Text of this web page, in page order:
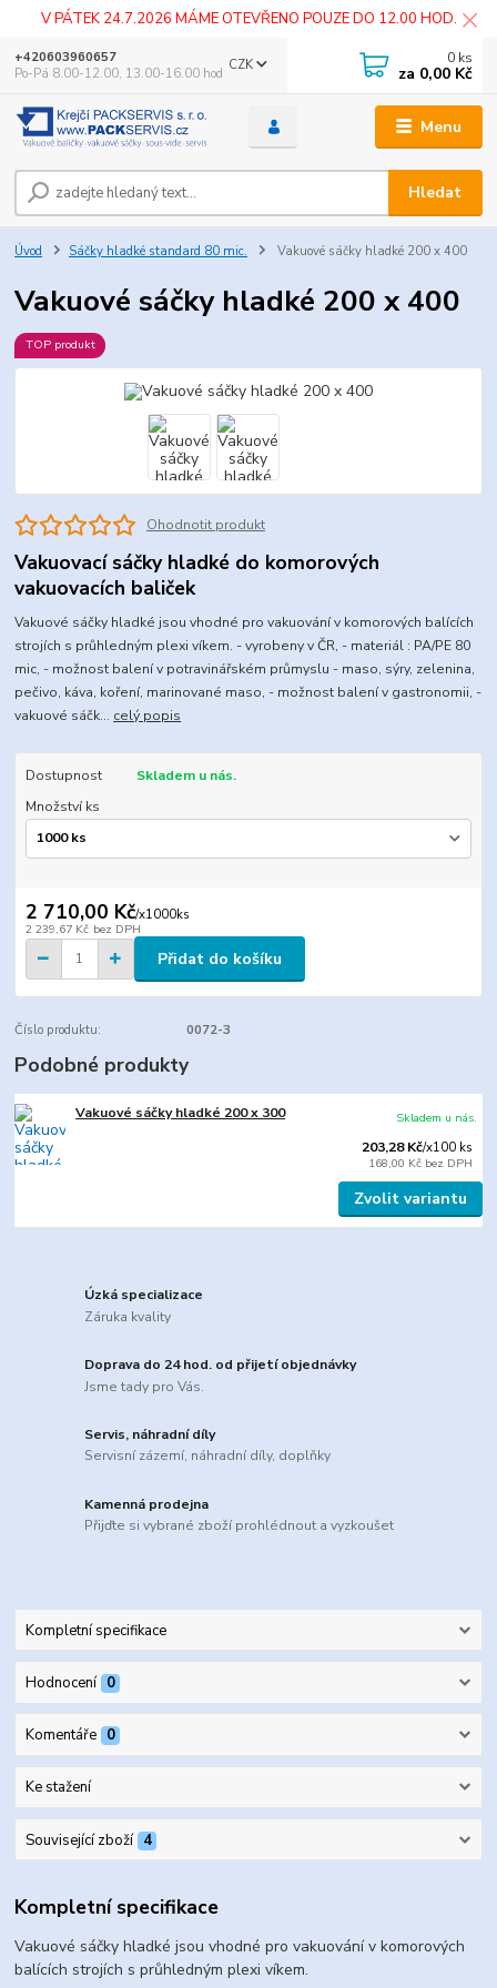
V PÁTEK 24.7.2026 MÁME OTEVŘENO POUZE DO 12.00 HOD.
Menu
CZK
Hledat
+420603960657
Po-Pá 8.00-12.00, 13.00-16.00 hod
0 ks
za 0,00 Kč
Úvod Sáčky hladké standard 80 mic. Vakuové sáčky hladké 200 x 400
Vakuové sáčky hladké 200 x 400
TOP produkt
Ohodnotit produkt
Vakuovací sáčky hladké do komorových
vakuovacích baliček
Vakuové sáčky hladké jsou vhodné pro vakuování v komorových balících
strojích s průhledným plexi víkem. - vyrobeny v ČR, - materiál : PA/PE 80
mic, - možnost balení v potravinářském průmyslu - maso, sýry, zelenina,
pečivo, káva, koření, marinované maso, - možnost balení v gastronomii, -
vakuové sáčk... celý popis
Dostupnost
Skladem u nás.
Množství ks
2 710,00 Kč/x1000ks
2 239,67 Kč bez DPH
Přidat do košíku
Číslo produktu: 0072-3
Podobné produkty
Vakuové sáčky hladké 200 x 300
203,28 Kč/x100 ks
168,00 Kč bez DPH
Skladem u nás.
Zvolit variantu
Úzká specializace
Záruka kvality
Doprava do 24 hod. od přijetí objednávky
Jsme tady pro Vás.
Servis, náhradní díly
Servisní zázemí, náhradní díly, doplňky
Kamenná prodejna
Přijďte si vybrané zboží prohlédnout a vyzkoušet
Kompletní specifikace
Hodnocení 0
Komentáře 0
Ke stažení
Související zboží 4
Kompletní specifikace
Vakuové sáčky hladké jsou vhodné pro vakuování v komorových
balících strojích s průhledným plexi víkem.